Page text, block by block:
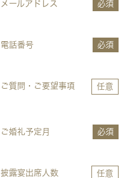
メールアドレス 必須
電話番号 必須
ご質問・ご要望事項 任意
ご婚礼予定月 必須
披露宴出席人数 任意